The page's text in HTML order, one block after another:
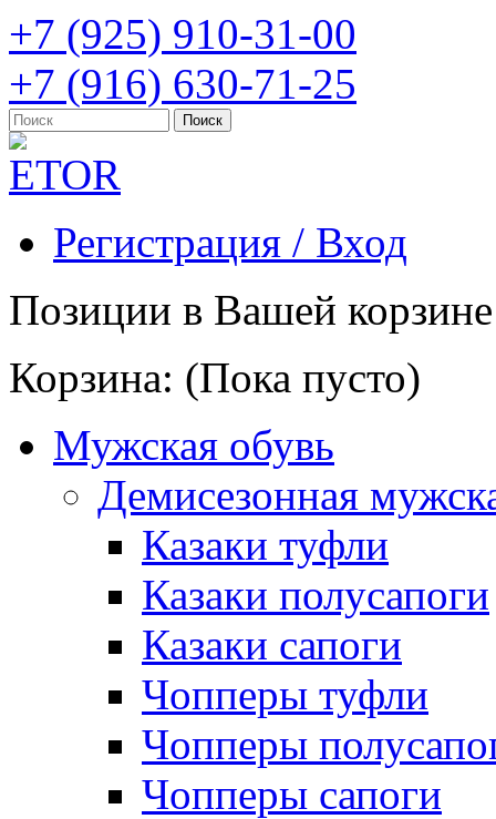
+7 (925) 910-31-00
+7 (916) 630-71-25
Регистрация / Вход
Позиции в Вашей
Корзина: (Пока пусто)
Мужская обувь
Демисезонная
Казаки туфли
Казаки полусапоги
Казаки сапоги
Чопперы туфли
Чопперы
Чопперы сапоги